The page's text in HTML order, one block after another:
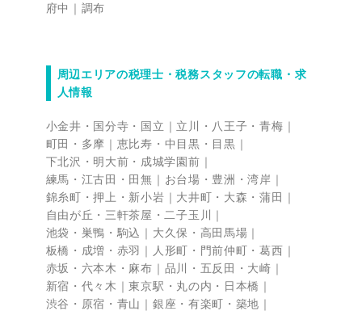
府中 調布
周辺エリアの税理士・税務スタッフの転職・求
人情報
小金井・国分寺・国立
立川・八王子・青梅
町田・多摩
恵比寿・中目黒・目黒
下北沢・明大前・成城学園前
練馬・江古田・田無
お台場・豊洲・湾岸
錦糸町・押上・新小岩
大井町・大森・蒲田
自由が丘・三軒茶屋・二子玉川
池袋・巣鴨・駒込
大久保・高田馬場
板橋・成増・赤羽
人形町・門前仲町・葛西
赤坂・六本木・麻布
品川・五反田・大崎
新宿・代々木
東京駅・丸の内・日本橋
渋谷・原宿・青山
銀座・有楽町・築地